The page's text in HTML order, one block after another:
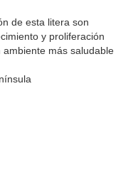
de esta litera son
y proliferación
más saludable